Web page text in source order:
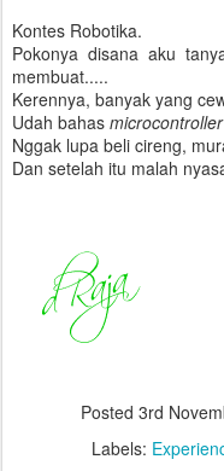
Kontes Robotika.
Pokonya disana aku
membuat.....
Kerennya, banyak yang
Udah bahas microcontroller
Nggak lupa beli cireng,
Dan setelah itu malah
Posted 3rd
Labels: